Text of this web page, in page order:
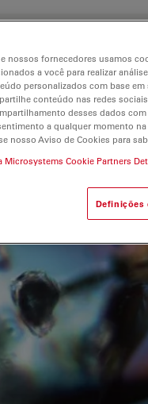
nossos fornecedores usamos
a você para realizar
personalizados com base
conteúdo nas redes
desses dados
a qualquer momento
nosso Aviso de Cookies para
Microsystems Cookie Partners
Definições